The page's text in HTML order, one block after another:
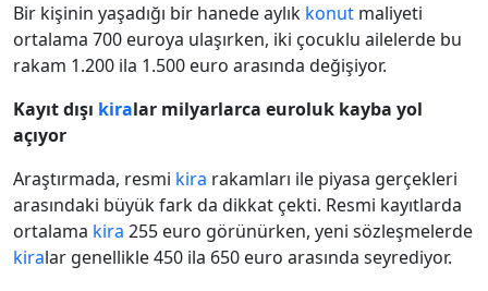
Bir kişinin yaşadığı bir hanede aylık konut maliyeti
ortalama 700 euroya ulaşırken, iki çocuklu ailelerde bu
rakam 1.200 ila 1.500 euro arasında değişiyor.
Kayıt dışı kiralar milyarlarca euroluk kayba yol
açıyor
Araştırmada, resmi kira rakamları ile piyasa gerçekleri
arasındaki büyük fark da dikkat çekti. Resmi kayıtlarda
ortalama kira 255 euro görünürken, yeni sözleşmelerde
kiralar genellikle 450 ila 650 euro arasında seyrediyor.